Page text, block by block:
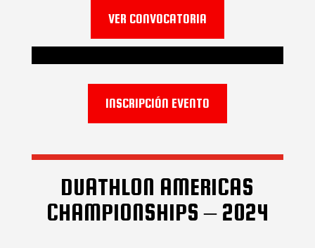
VER CONVOCATORIA
INSCRIPCIÓN EVENTO
DUATHLON AMERICAS
CHAMPIONSHIPS – 2024